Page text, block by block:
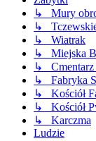
↳ Mury
↳ Tczewskie
↳ Wiatrak
↳ Miejska
↳ Cmentarz
↳ Fabryka
↳ Kościół
↳ Kościół
↳ Karczma
Ludzie